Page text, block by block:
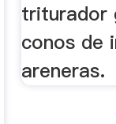
triturador
conos de
areneras.